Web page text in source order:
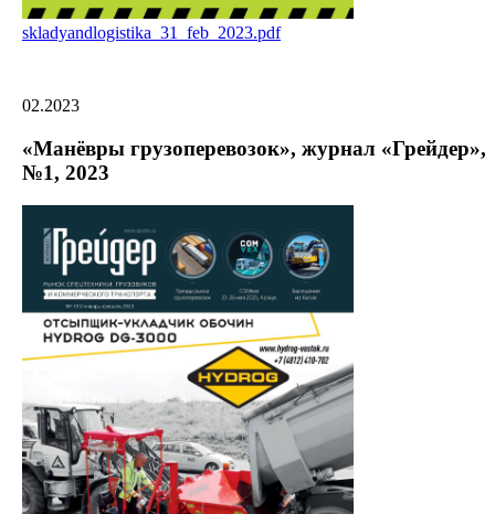
skladyandlogistika_31_feb_2023.pdf
02.2023
«Манёвры грузоперевозок», журнал «Грейдер»,
№1, 2023